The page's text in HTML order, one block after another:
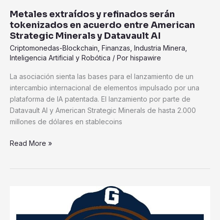
Metales extraídos y refinados serán
tokenizados en acuerdo entre American
Strategic Minerals y Datavault AI
Criptomonedas-Blockchain Finanzas Industria Minera
Inteligencia Artificial y Robótica / Por hispawire
La asociación sienta las bases para el lanzamiento de un
intercambio internacional de elementos impulsado por una
plataforma de IA patentada. El lanzamiento por parte de
Datavault AI y American Strategic Minerals de hasta 2.000
millones de dólares en stablecoins
Read More »
anuncia